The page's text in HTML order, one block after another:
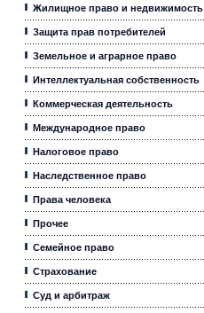
Жилищное право и недвижимость
Защита прав потребителей
Земельное и аграрное право
Интеллектуальная собственность
Коммерческая деятельность
Международное право
Налоговое право
Наследственное право
Права человека
Прочее
Семейное право
Страхование
Суд и арбитраж